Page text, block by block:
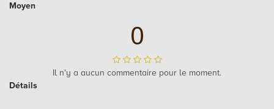
Moyen
0
Il n'y a aucun commentaire pour le moment.
Détails